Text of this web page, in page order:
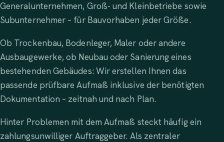
Generalunternehmen, Groß- und Kleinbetriebe sowie
Subunternehmer – für Bauvorhaben jeder Größe.
Ob Trockenbau, Bodenleger, Maler oder andere
Ausbaugewerke, ob Neubau oder Sanierung eines
bestehenden Gebäudes: Wir erstellen Ihnen das
passende prüfbare Aufmaß inklusive der benötigten
Dokumentation – zeitnah und nach Plan.
Hinter Problemen mit dem Aufmaß steckt häufig ein
zahlungsunwilliger Auftraggeber. Als zentraler